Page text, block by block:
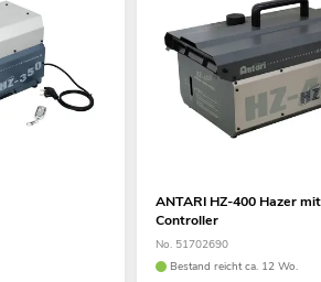
ANTARI HZ-400 Hazer
Controller
No. 51702690
Bestand reicht ca. 12 Wo.